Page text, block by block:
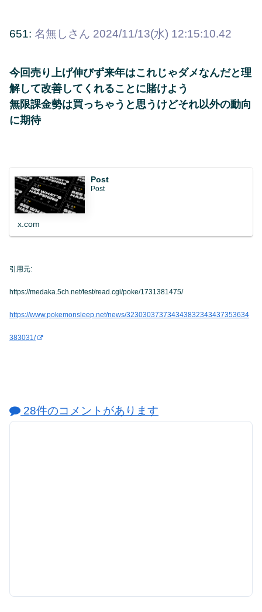
651: 名無しさん 2024/11/13(水) 12:15:10.42
今回売り上げ伸びず来年はこれじゃダメなんだと理
解して改善してくれることに賭けよう
無限課金勢は買っちゃうと思うけどそれ以外の動向
に期待
Post
Post
x.com
引用元:
https://medaka.5ch.net/test/read.cgi/poke/1731381475/
https://www.pokemonsleep.net/news/323030373734343832343437353634
383031/
28件のコメントがあります